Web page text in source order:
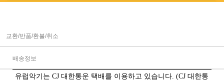
교환/반품/환불/취소
배송정보
유럽악기는 CJ 대한통운 택배를 이용하고 있습니다. (CJ 대한통